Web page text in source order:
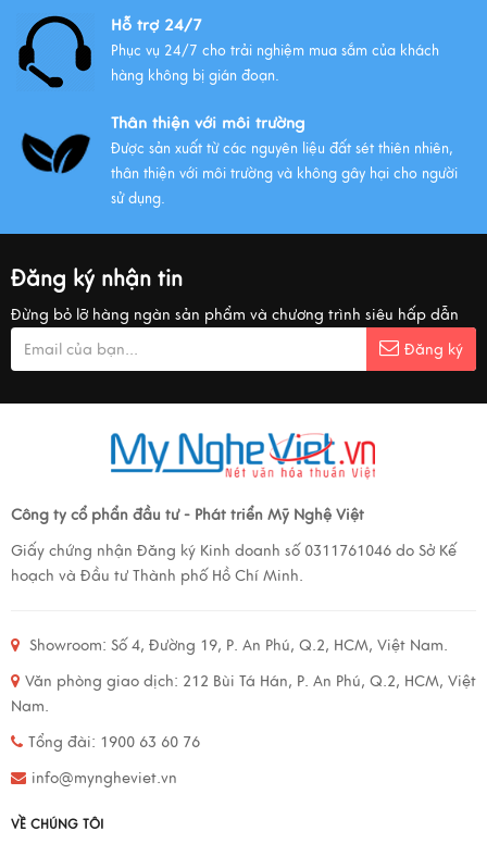
Hỗ trợ 24/7
Phục vụ 24/7 cho trải nghiệm mua sắm của khách
hàng không bị gián đoạn.
Thân thiện với môi trường
Được sản xuất từ các nguyên liệu đất sét thiên nhiên,
thân thiện với môi trường và không gây hại cho người
sử dụng.
Đăng ký nhận tin
Đừng bỏ lỡ hàng ngàn sản phẩm và chương trình siêu hấp dẫn
Đăng ký
Công ty cổ phẩn đầu tư - Phát triển Mỹ Nghệ Việt
Giấy chứng nhận Đăng ký Kinh doanh số 0311761046 do Sở Kế
hoạch và Đầu tư Thành phố Hồ Chí Minh.
Showroom: Số 4, Đường 19, P. An Phú, Q.2, HCM, Việt Nam.
Văn phòng giao dịch: 212 Bùi Tá Hán, P. An Phú, Q.2, HCM, Việt
Nam.
Tổng đài: 1900 63 60 76
info@myngheviet.vn
VỀ CHÚNG TÔI